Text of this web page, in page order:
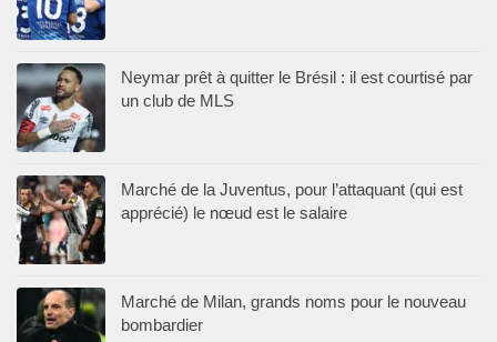
Neymar prêt à quitter le Brésil : il est courtisé par
un club de MLS
Marché de la Juventus, pour l’attaquant (qui est
apprécié) le nœud est le salaire
Marché de Milan, grands noms pour le nouveau
bombardier